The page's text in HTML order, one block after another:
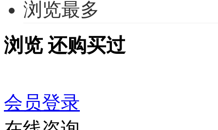
浏览最多
浏览 还购买过
会员登录